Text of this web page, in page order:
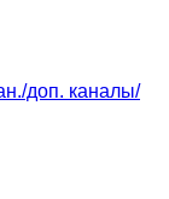
доп. каналы/